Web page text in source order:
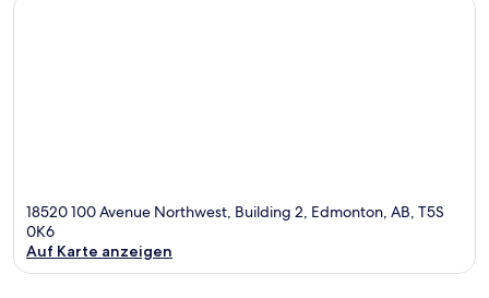
18520 100 Avenue Northwest, Building 2, Edmonton, AB, T5S
0K6
Auf Karte anzeigen